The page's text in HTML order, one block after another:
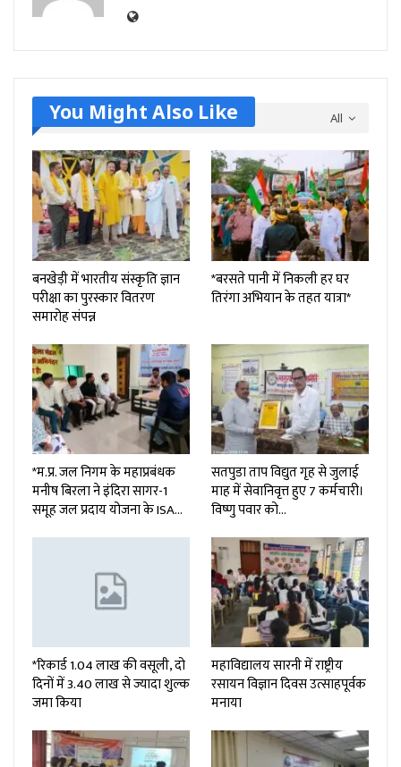
All
You Might Also Like
बनखेड़ी में भारतीय संस्कृति ज्ञान
परीक्षा का पुरस्कार वितरण
समारोह संपन्न
*बरसते पानी में निकली हर घर
तिरंगा अभियान के तहत यात्रा*
*म.प्र. जल निगम के महाप्रबंधक
मनीष बिरला ने इंदिरा सागर-1
समूह जल प्रदाय योजना के ISA…
सतपुडा ताप विद्युत गृह से जुलाई
माह में सेवानिवृत्त हुए 7 कर्मचारी।
विष्णु पवार को…
*रिकार्ड 1.04 लाख की वसूली, दो
दिनों में 3.40 लाख से ज्यादा शुल्क
जमा किया
महाविद्यालय सारनी में राष्ट्रीय
रसायन विज्ञान दिवस उत्साहपूर्वक
मनाया